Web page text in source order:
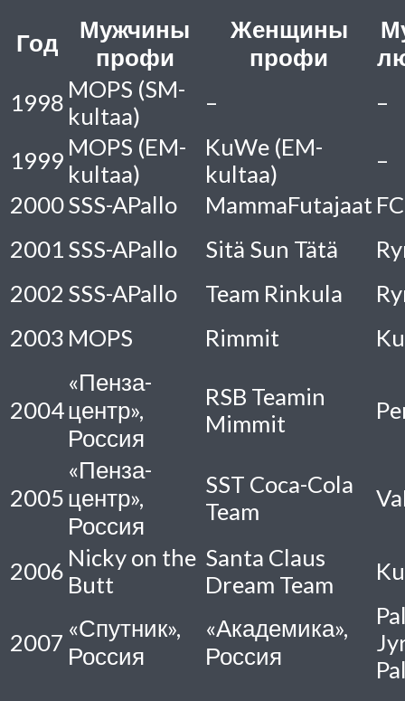
Год
Мужчины
профи
Женщины
профи
1998 MOPS (SM-
kultaa)
– –
1999 MOPS (EM-
kultaa)
KuWe (EM-
kultaa)
–
2000SSS-APallo MammaFutajaat
2001 SSS-APallo Sitä Sun Tätä
2002 SSS-APallo Team Rinkula
2003 MOPS Rimmit
2004
«Пенза-
центр»,
Россия
RSB Teamin
Mimmit
2005
«Пенза-
центр»,
Россия
SST Coca-Cola
Team
2006 Nicky on the
Butt
Santa Claus
Dream Team
2007
«Спутник»,
Россия
«Академика»,
Россия